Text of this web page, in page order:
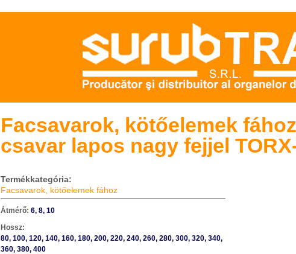
Facsavarok, kötőelemek
csavar lapos nagy fejjel
Termékkategória:
Facsavarok, kötőelemek fához
Átmérő: 6, 8, 10
Hossz:
80, 100, 120, 140, 160, 180, 200, 220, 240, 260, 280, 300, 320, 340,
360, 380, 400